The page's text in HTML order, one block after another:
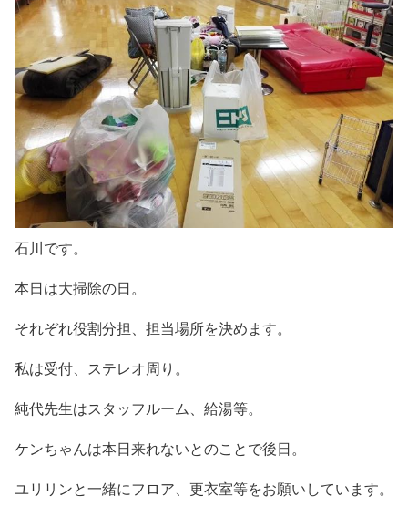
石川です。
本日は大掃除の日。
それぞれ役割分担、担当場所を決めます。
私は受付、ステレオ周り。
純代先生はスタッフルーム、給湯等。
ケンちゃんは本日来れないとのことで後日。
ユリリンと一緒にフロア、更衣室等をお願いしています。